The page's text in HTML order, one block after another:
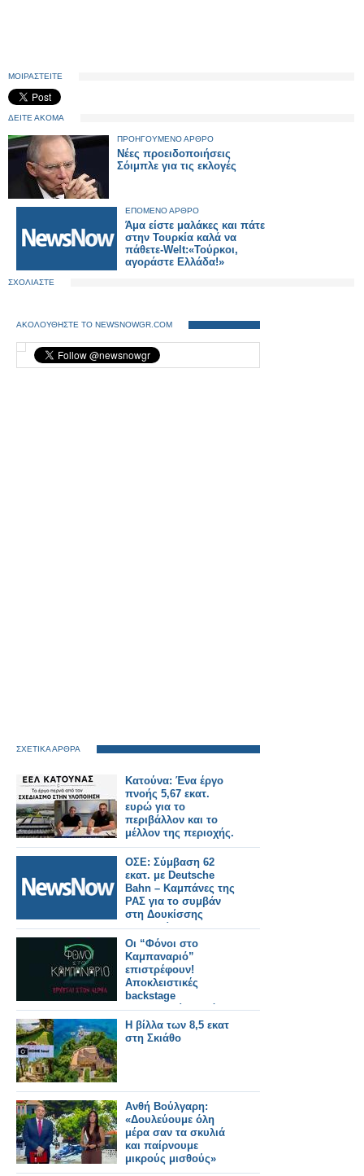
ΜΟΙΡΑΣΤΕΙΤΕ
ΔΕΙΤΕ ΑΚΟΜΑ
ΠΡΟΗΓΟΥΜΕΝΟ ΑΡΘΡΟ
Νέες προειδοποιήσεις
Σόιμπλε για τις εκλογές
ΕΠΟΜΕΝΟ ΑΡΘΡΟ
Άμα είστε μαλάκες και πάτε
στην Τουρκία καλά να
πάθετε-Welt:«Τούρκοι,
αγοράστε Ελλάδα!»
ΣΧΟΛΙΑΣΤΕ
ΑΚΟΛΟΥΘΗΣΤΕ ΤΟ NEWSNOWGR.COM
ΣΧΕΤΙΚΑ ΑΡΘΡΑ
Κατούνα: Ένα έργο
πνοής 5,67 εκατ.
ευρώ για το
περιβάλλον και το
μέλλον της περιοχής.
ΟΣΕ: Σύμβαση 62
εκατ. με Deutsche
Bahn – Καμπάνες της
ΡΑΣ για το συμβάν
στη Δουκίσσης
Πλακεντίας.
Οι “Φόνοι στο
Καμπαναριό”
επιστρέφουν!
Αποκλειστικές
backstage
φωτογραφίες από τα
γυρίσματα!
Η βίλλα των 8,5 εκατ
στη Σκιάθο
Ανθή Βούλγαρη:
«Δουλεύουμε όλη
μέρα σαν τα σκυλιά
και παίρνουμε
μικρούς μισθούς»